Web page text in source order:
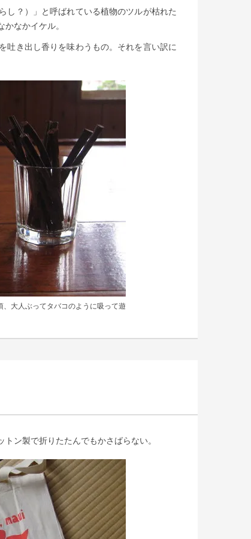
し？）」と呼ばれている植物のツルが枯れた
なかイケル。
吐き出し香りを味わうもの。それを言い訳に
大人ぶってタバコのように吸って遊
ン製で折りたたんでもかさばらない。